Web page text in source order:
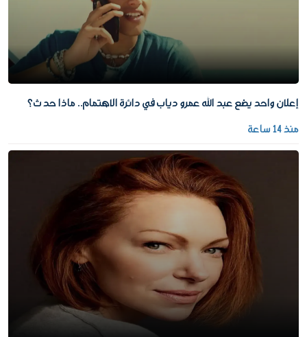
إعلان واحد يضع عبد الله عمرو دياب في دائرة الاهتمام.. ماذا حدث؟
منذ 14 ساعة